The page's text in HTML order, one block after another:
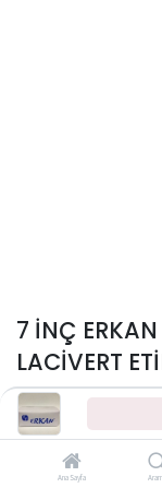
Ana Sayfa
7 İNÇ
LACİVERT